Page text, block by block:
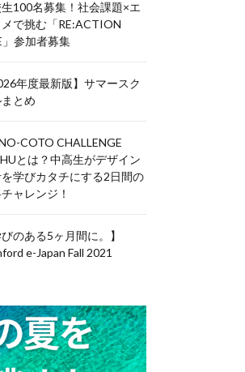
100名募集！社会課題×エ
メで挑む「RE:ACTION
」参加者募集
年度最新版】サマースク
とめ
COTO CHALLENGE
とは？中高生がデザイン
学びカタチにする2日間の
ャレンジ！
びのある5ヶ月間に。】
e-Japan Fall 2021